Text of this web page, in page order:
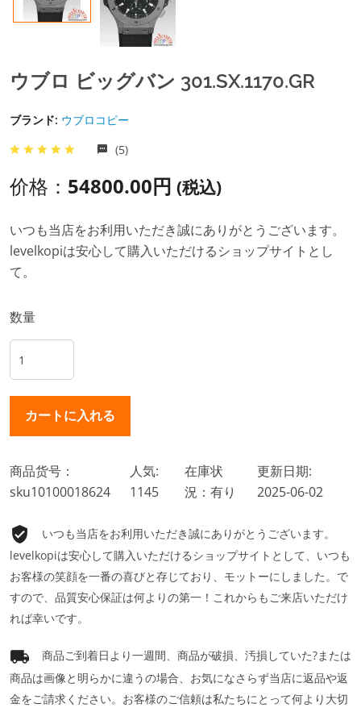
ウブロ ビッグバン 301.SX.1170.GR
ブランド: ウブロコピー
(5)
价格： 54800.00円 (税込)
いつも当店をお利用いただき誠にありがとうございます。
levelkopiは安心して購入いただけるショップサイトとし
て。
数量
商品货号：
sku10100018624
人気:
1145
在庫状
況：有り
更新日期:
2025-06-02
いつも当店をお利用いただき誠にありがとうございます。
levelkopiは安心して購入いただけるショップサイトとして、いつも
お客様の笑顔を一番の喜びと存じており、モットーにしました。で
すので、品質安心保証は何よりの第一！これからもご来店いただけ
れば幸いです。
商品ご到着日より一週間、商品が破損、汚損していた?または
商品は画像と明らかに違うの場合、お気になさらず当店に返品や返
金をご請求ください。お客様のご信頼は私たちにとって何より大切